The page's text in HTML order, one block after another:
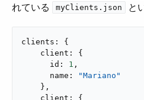
れている ​
myClients.json と
clients: {
    client: {
      id:
1 ,
      name:
"Mariano"
    },
    client: {